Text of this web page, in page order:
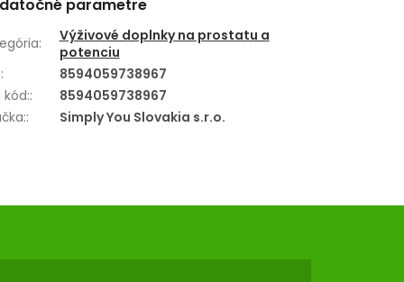
parametre
:
Výživové doplnky na prostatu a
potenciu
:
8594059738967
kód::
8594059738967
: Simply You Slovakia s.r.o.